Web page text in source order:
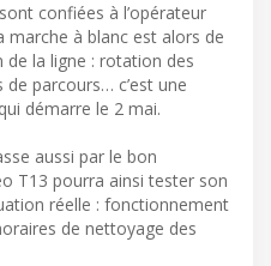
confiées à l’opérateur
marche à blanc est alors de
la ligne : rotation des
parcours… c’est une
démarre le 2 mai.
aussi par le bon
T13 pourra ainsi tester son
réelle : fonctionnement
de nettoyage des